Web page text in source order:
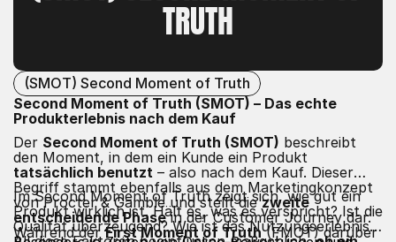
TRUTH
(SMOT) Second Moment of Truth
Second Moment of Truth (SMOT) – Das echte
Produkterlebnis nach dem Kauf
Der Second Moment of Truth (SMOT) beschreibt
den Moment, in dem ein Kunde ein Produkt
tatsächlich benutzt – also nach dem Kauf. Dieser
Begriff stammt ebenfalls aus dem Marketingkonzept
von Procter & Gamble und stellt diezweite
entscheidende Phasein der Customer Journey dar.
Während derFirst Moment of Truth(FMOT) darüber
Im Second Moment of Truth zeigt sich, wie gut ein
Produkt wirklich ist. Hält es, was es verspricht? Ist die
Qualität überzeugend? Wie ist das Nutzungserlebnis?